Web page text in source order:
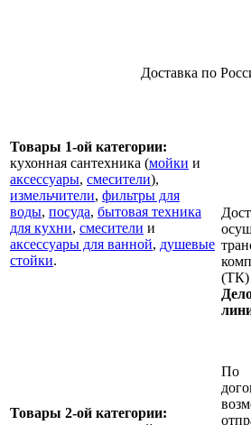
Доставка по
Товары 1-ой категории:
кухонная сантехника (мойки и
аксессуары, смесители),
измельчители, фильтры для
воды, посуда, бытовая техника
для кухни, смесители и
аксессуары для ванной, душевые
стойки.
(ТК)
По
Товары 2-ой категории: